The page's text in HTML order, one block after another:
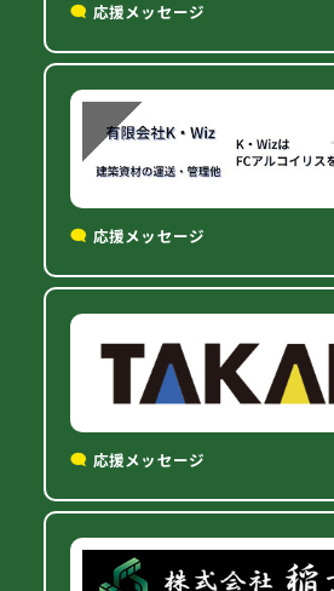
応援メッセージ
応援メッセージ
応援メッセージ